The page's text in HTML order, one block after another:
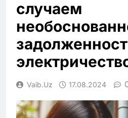
случаем
Vaib.uz 17.08.2024